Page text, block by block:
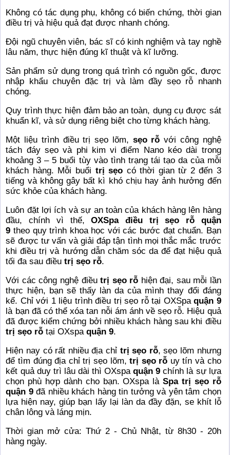
Không có tác dụng phụ, không có biến chứng, thời gian
điều trị và hiệu quả đạt được nhanh chóng.
Đội ngũ chuyên viên, bác sĩ có kinh nghiệm và tay nghề
lâu năm, thực hiện đúng kĩ thuật và kĩ lưỡng.
Sản phẩm sử dụng trong quá trình có nguồn gốc, được
nhập khẩu chuyên đặc trị và làm đầy sẹo rỗ nhanh
chóng.
Quy trình thực hiện đảm bảo an toàn, dụng cụ được sát
khuẩn kĩ, và sử dụng riêng biệt cho từng khách hàng.
Một liệu trình điều trị sẹo lõm, sẹo rỗ với công nghệ
tách đáy sẹo và phi kim vi điểm Nano kéo dài trong
khoảng 3 – 5 buổi tùy vào tình trạng tái tạo da của mỗi
khách hàng. Mỗi buổi trị sẹo có thời gian từ 2 đến 3
tiếng và không gây bất kì khó chịu hay ảnh hưởng đến
sức khỏe của khách hàng.
Luôn đặt lợi ích và sự an toàn của khách hàng lên hàng
đầu, chính vì thế, OXSpa điều trị sẹo rỗ quận
9 theo quy trình khoa học với các bước đạt chuẩn. Bạn
sẽ được tư vấn và giải đáp tận tình mọi thắc mắc trước
khi điều trị và hướng dẫn chăm sóc da để đạt hiệu quả
tối đa sau điều trị sẹo rỗ.
Với các công nghệ điềutrị sẹo rỗ hiện đại, sau mỗi lần
thực hiện, bạn sẽ thấy làn da của mình thay đổi đáng
kể. Chỉ với 1 liệu trình điều trị sẹo rỗ tại OXSpaquận 9
là bạn đã có thể xóa tan nỗi ám ánh về sẹo rỗ. Hiệu quả
đã được kiểm chứng bởi nhiều khách hàng sau khi điều
trị sẹo rỗ tại OXspaquận 9.
Hiện nay có rất nhiều địa chỉ trị sẹo rỗ, sẹo lõm nhưng
để tìm đúng địa chỉ trị sẹo lõm, trị sẹo rỗ uy tín và cho
kết quả duy trì lâu dài thì OXspaquận 9 chính là sự lựa
chọn phù hợp dành cho bạn. OXspa làSpa trị sẹo rỗ
quận 9đã nhiều khách hàng tin tưởng và yên tâm chọn
lựa hiện nay, giúp bạn lấy lại làn da đầy đặn, se khít lỗ
chân lông và láng mịn.
Thời gian mở cửa: Thứ 2 - Chủ Nhật, từ 8h30 - 20h
hàng ngày.